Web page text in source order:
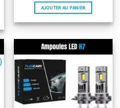
AJOUTER AU PANIER